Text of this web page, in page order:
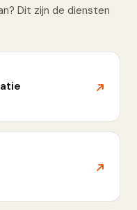
Dit zijn de diensten